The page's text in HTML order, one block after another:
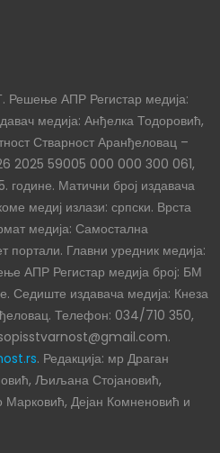
АПР Регистар медија:
медија: Анђелка Тодоровић,
Стварност Аранђеловац –
2025 59005 000 000 300 061,
Матични број издавача
медиј излази: српски. Врста
медија: Самостална
портали. Главни уредник медија:
АПР Регистар медија број: БМ
Седиште издавача медија: Кнеза
Телефон: 034/710 350,
. Редакција: мр Драган
Љиљана Стојановић,
Дејан Комненовић и